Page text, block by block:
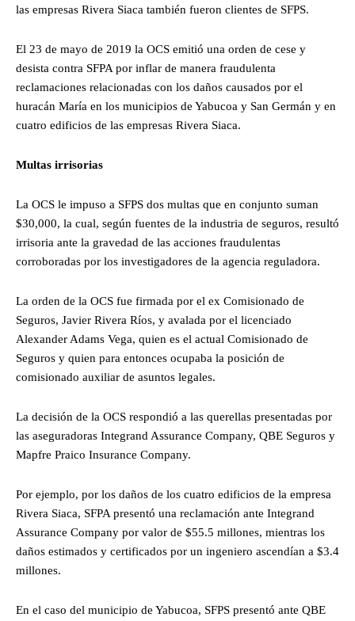
las empresas Rivera Siaca también fueron clientes de SFPS.
El 23 de mayo de 2019 la OCS emitió una orden de cese y
desista contra SFPA por inflar de manera fraudulenta
reclamaciones relacionadas con los daños causados por el
huracán María en los municipios de Yabucoa y San Germán y en
cuatro edificios de las empresas Rivera Siaca.
Multas irrisorias
La OCS le impuso a SFPS dos multas que en conjunto suman
$30,000, la cual, según fuentes de la industria de seguros, resultó
irrisoria ante la gravedad de las acciones fraudulentas
corroboradas por los investigadores de la agencia reguladora.
La orden de la OCS fue firmada por el ex Comisionado de
Seguros, Javier Rivera Ríos, y avalada por el licenciado
Alexander Adams Vega, quien es el actual Comisionado de
Seguros y quien para entonces ocupaba la posición de
comisionado auxiliar de asuntos legales.
La decisión de la OCS respondió a las querellas presentadas por
las aseguradoras Integrand Assurance Company, QBE Seguros y
Mapfre Praico Insurance Company.
Por ejemplo, por los daños de los cuatro edificios de la empresa
Rivera Siaca, SFPA presentó una reclamación ante Integrand
Assurance Company por valor de $55.5 millones, mientras los
daños estimados y certificados por un ingeniero ascendían a $3.4
millones.
En el caso del municipio de Yabucoa, SFPS presentó ante QBE